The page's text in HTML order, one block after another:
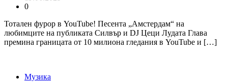
0
Тотален фурор в YouTube! Песента „Амстердам“ на
любимците на публиката Силвър и DJ Цеци Лудата Глава
премина границата от 10 милиона гледания в YouTube и […]
Музика